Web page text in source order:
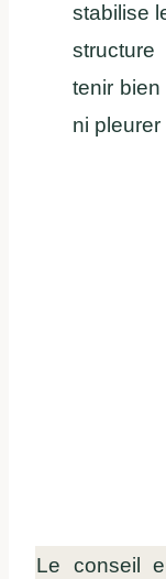
stabilise
tenir
ni pleurer
Le conseil